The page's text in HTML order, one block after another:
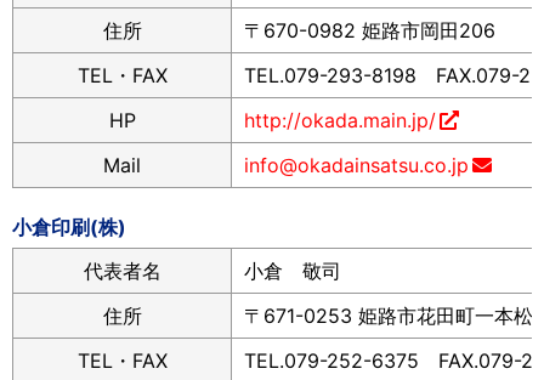
住所
〒670-0982 姫路市岡田206
TEL・FAX
TEL.079-293-8198 FAX.079-
HP
http://okada.main.jp/
Mail
info@okadainsatsu.co.jp
小倉印刷(株)
代表者名
小倉 敬司
住所
〒671-0253 姫路市花田町一本松
TEL・FAX
TEL.079-252-6375 FAX.079-